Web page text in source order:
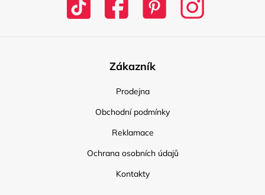
Zákazník
Prodejna
Obchodní podmínky
Reklamace
Ochrana osobních údajů
Kontakty